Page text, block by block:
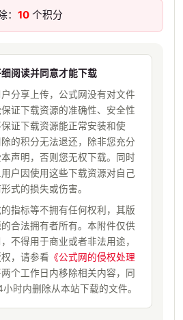
： 10 个积分
阅读并同意才能下载
分享上传，公式网没有对文件
证下载资源的准确性、安全性
证下载资源能正常安装和使
的积分无法退还，除非您充分
声明，否则您无权下载。同时
户因使用这些下载资源对自己
式的损失或伤害。
指标等不拥有任何权利，其版
合法拥有者所有。本附件仅供
不得用于商业或者非法用途，
，请参看 《公式网的侵权处理
个工作日内移除相关内容，同
时内删除从本站下载的文件。